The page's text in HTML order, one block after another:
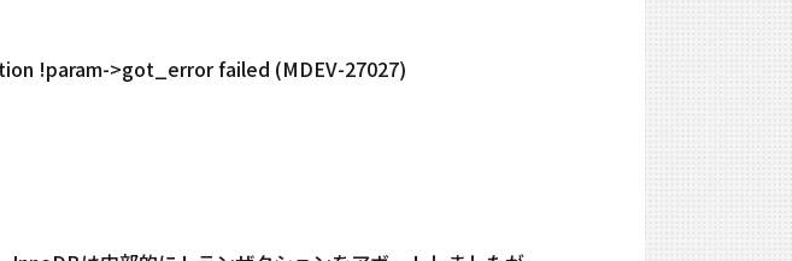
!param->got_error failed (MDEV-27027)